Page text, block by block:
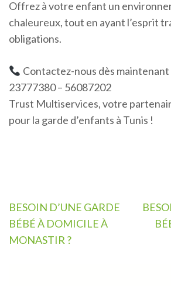
Offrez à votre enfant un
chaleureux, tout en ayant l’esprit
obligations.
Contactez-nous dès maintenant
23777380 – 56087202
Trust Multiservices, votre
pour la garde d’enfants à Tunis !
Navigation
de
l’article
BESOIN D’UNE GARDE
BÉBÉ À DOMICILE À
MONASTIR ?